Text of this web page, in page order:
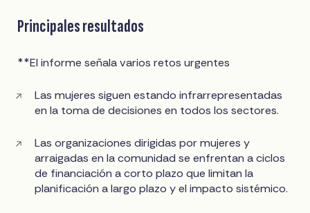
Principales resultados
**El informe señala varios retos urgentes
Las mujeres siguen estando infrarrepresentadas
en la toma de decisiones en todos los sectores.
Las organizaciones dirigidas por mujeres y
arraigadas en la comunidad se enfrentan a ciclos
de financiación a corto plazo que limitan la
planificación a largo plazo y el impacto sistémico.